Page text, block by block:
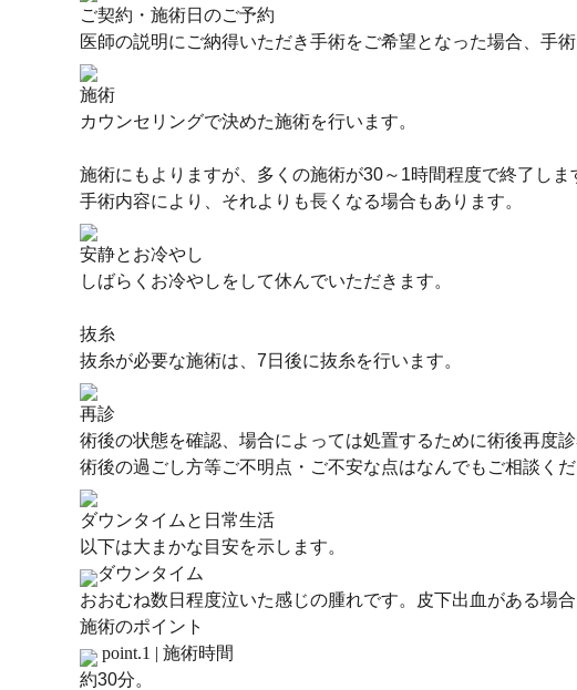
ご契約・施術日のご予約
医師の説明にご納得いただき手術をご希望となった場合、手
施術
カウンセリングで決めた施術を行います。
施術にもよりますが、多くの施術が30～1時間程度で終了しま
手術内容により、それよりも長くなる場合もあります。
安静とお冷やし
しばらくお冷やしをして休んでいただきます。
抜糸
抜糸が必要な施術は、7日後に抜糸を行います。
再診
術後の状態を確認、場合によっては処置するために術後再度診
術後の過ごし方等ご不明点・ご不安な点はなんでもご相談くだ
ダウンタイムと日常生活
以下は大まかな目安を示します。
ダウンタイム
おおむね数日程度泣いた感じの腫れです。皮下出血がある場
施術のポイント
point.1 | 施術時間
約30分。